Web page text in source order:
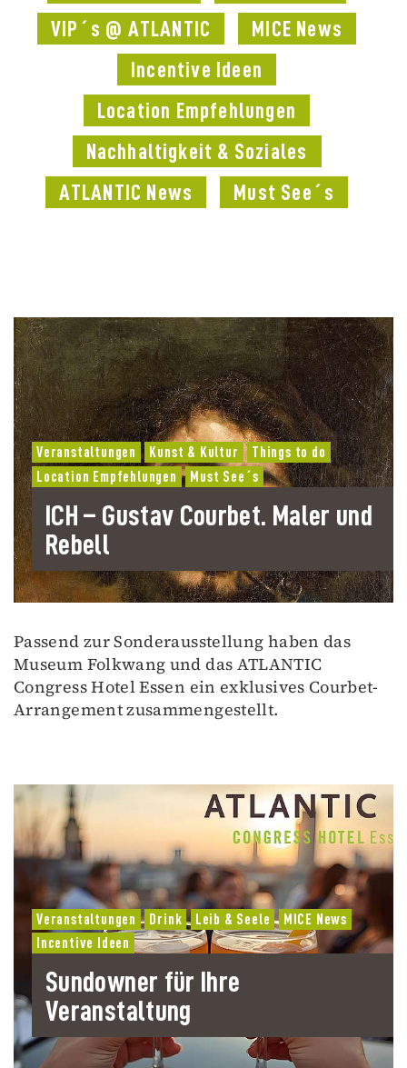
VIP´s @ ATLANTIC
MICE News
Incentive Ideen
Location Empfehlungen
Nachhaltigkeit & Soziales
ATLANTIC News
Must See´s
Veranstaltungen Kunst & Kultur
Things to do
Location Empfehlungen
Must See´s
ICH – Gustav Courbet. Maler und
Rebell
Passend zur Sonderausstellung haben das
Museum Folkwang und das ATLANTIC
Congress Hotel Essen ein exklusives Courbet-
Arrangement zusammengestellt.
Veranstaltungen Drink Leib & Seele
MICE News
Incentive Ideen
Sundowner für Ihre
Veranstaltung